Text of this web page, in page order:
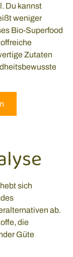
Du kannst
weniger
Bio-Superfood
Zutaten
sich
ab.
die
Güte